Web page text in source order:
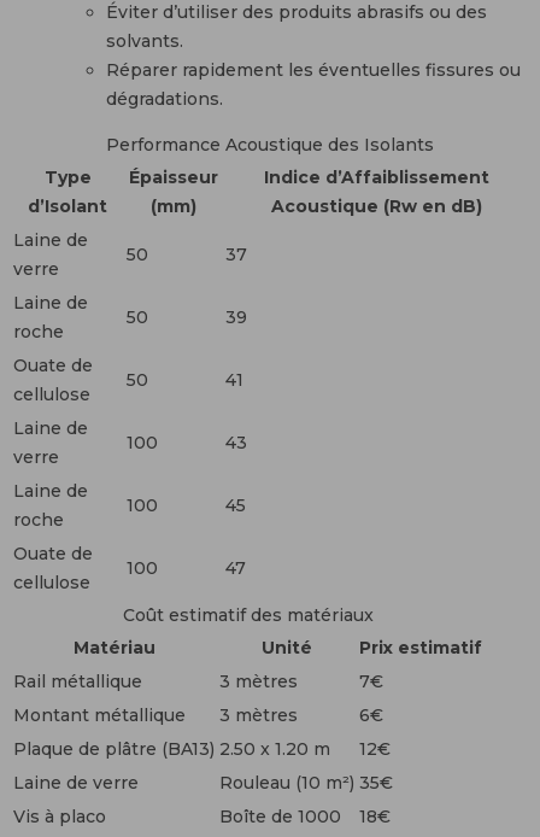
Éviter d’utiliser des produits abrasifs ou des
solvants.
Réparer rapidement les éventuelles fissures ou
dégradations.
Performance Acoustique des Isolants
Type
d’Isolant
Épaisseur
(mm)
Indice d’Affaiblissement
Acoustique (Rw en dB)
Laine de
verre
50 37
Laine de
roche
50 39
Ouate de
cellulose
50 41
Laine de
verre
100 43
Laine de
roche
100 45
Ouate de
cellulose
100 47
Coût estimatif des matériaux
Matériau
Unité
Prix estimatif
Rail métallique
3 mètres
7€
Montant métallique
3 mètres
6€
Plaque de plâtre (BA13) 2.50 x 1.20 m
12€
Laine de verre
Rouleau (10 m²) 35€
Vis à placo
Boîte de 1000 18€